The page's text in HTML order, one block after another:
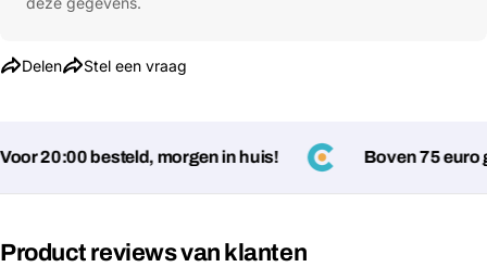
Delen Stel een vraag
20:00 besteld, morgen in huis! Boven 75 euro
Product reviews van klanten